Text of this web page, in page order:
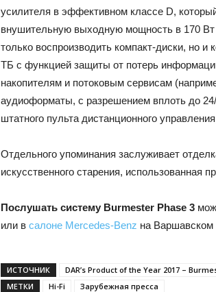
усилителя в эффективном классе D,
внушительную выходную мощность в 170
только воспроизводить компакт-диски, но
ТБ с функцией защиты от потерь
накопителям и потоковым сервисам
аудиоформаты, с разрешением вплоть до
штатного пульта дистанционного
Отдельного упоминания заслуживает
искусственного старения, использованная
Послушать систему Burmester Phase 3
или в салоне Mercedes-Benz на Варшавском
ИСТОЧНИК
DAR’s Product of the Year 2017 –
МЕТКИ
Hi-Fi Зарубежная пресса